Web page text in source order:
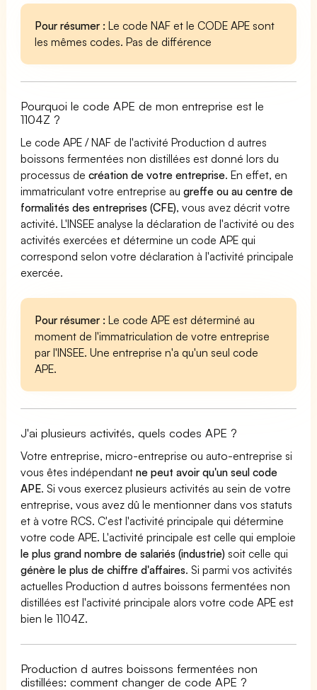
Pour résumer : Le code NAF et le CODE APE sont
les mêmes codes. Pas de différence
Pourquoi le code APE de mon entreprise est le
1104Z ?
Le code APE / NAF de l'activité Production d autres
boissons fermentées non distillées est donné lors du
processus decréation de votre entreprise. En effet, en
immatriculant votre entreprise augreffe ou au centre de
formalités des entreprises (CFE), vous avez décrit votre
activité. L'INSEE analyse la déclaration de l'activité ou des
activités exercées et détermine un code APE qui
correspond selon votre déclaration à l'activité principale
exercée.
Pour résumer : Le code APE est déterminé au
moment de l'immatriculation de votre entreprise
par l'INSEE. Une entreprise n'a qu'un seul code
APE.
J'ai plusieurs activités, quels codes APE ?
Votre entreprise, micro-entreprise ou auto-entreprise si
vous êtes indépendantne peut avoir qu'un seul code
APE. Si vous exercez plusieurs activités au sein de votre
entreprise, vous avez dû le mentionner dans vos statuts
et à votre RCS. C'est l'activité principale qui détermine
votre code APE. L'activité principale est celle qui emploie
le plus grand nombre de salariés (industrie) soit celle qui
génère le plus de chiffre d'affaires. Si parmi vos activités
actuelles Production d autres boissons fermentées non
distillées est l'activité principale alors votre code APE est
bien le 1104Z.
Production d autres boissons fermentées non
distillées: comment changer de code APE ?